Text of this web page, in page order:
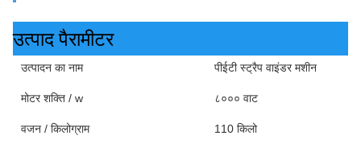
उत्पाद पैरामीटर
उत्पादन का नाम पीईटी स्ट्रैप वाइंडर मशीन
मोटर शक्ति / w ८००० वाट
वजन / किलोग्राम 110 किलो